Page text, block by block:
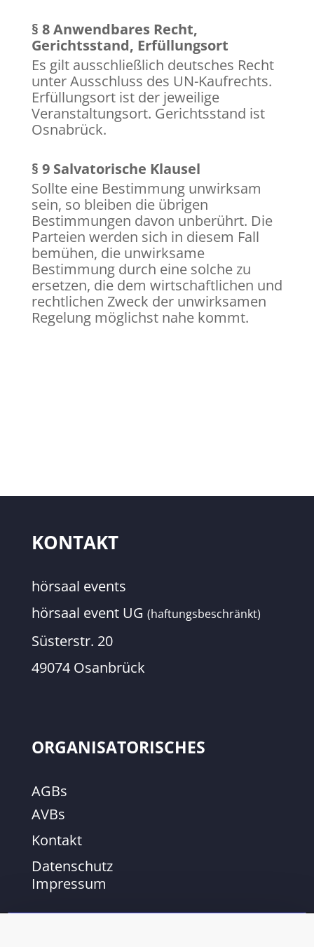
§ 8 Anwendbares Recht,
Gerichtsstand, Erfüllungsort
Es gilt ausschließlich deutsches Recht
unter Ausschluss des UN-Kaufrechts.
Erfüllungsort ist der jeweilige
Veranstaltungsort. Gerichtsstand ist
Osnabrück.
§ 9 Salvatorische Klausel
Sollte eine Bestimmung unwirksam
sein, so bleiben die übrigen
Bestimmungen davon unberührt. Die
Parteien werden sich in diesem Fall
bemühen, die unwirksame
Bestimmung durch eine solche zu
ersetzen, die dem wirtschaftlichen und
rechtlichen Zweck der unwirksamen
Regelung möglichst nahe kommt.
KONTAKT
hörsaal events
hörsaal event UG (haftungsbeschränkt)
Süsterstr. 20
49074 Osanbrück
ORGANISATORISCHES
AGBs
AVBs
Kontakt
Datenschutz
Impressum